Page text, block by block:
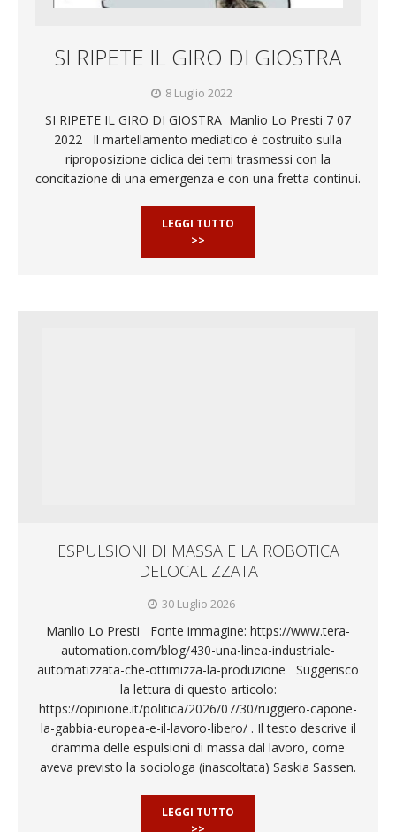
SI RIPETE IL GIRO DI GIOSTRA
8 Luglio 2022
SI RIPETE IL GIRO DI GIOSTRA Manlio Lo Presti 7 07
2022 Il martellamento mediatico è costruito sulla
riproposizione ciclica dei temi trasmessi con la
concitazione di una emergenza e con una fretta continui.
LEGGI TUTTO
>>
ESPULSIONI DI MASSA E LA ROBOTICA
DELOCALIZZATA
30 Luglio 2026
Manlio Lo Presti Fonte immagine: https://www.tera-
automation.com/blog/430-una-linea-industriale-
automatizzata-che-ottimizza-la-produzione Suggerisco
la lettura di questo articolo:
https://opinione.it/politica/2026/07/30/ruggiero-capone-
la-gabbia-europea-e-il-lavoro-libero/ . Il testo descrive il
dramma delle espulsioni di massa dal lavoro, come
aveva previsto la sociologa (inascoltata) Saskia Sassen.
LEGGI TUTTO
>>